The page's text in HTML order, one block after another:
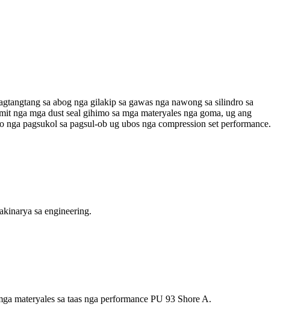
sa abog nga gilakip sa gawas nga nawong sa silindro sa
nga mga dust seal gihimo sa mga materyales nga goma, ug ang
pagsukol sa pagsul-ob ug ubos nga compression set performance.
sa engineering.
materyales sa taas nga performance PU 93 Shore A.